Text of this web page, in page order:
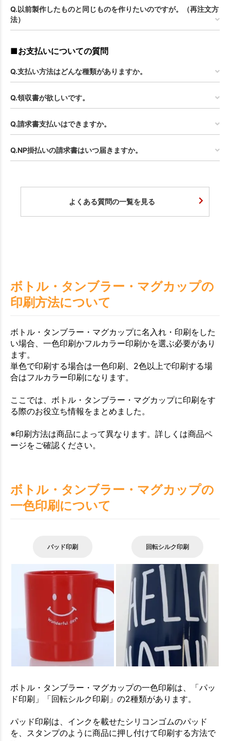
お買い物を続ける カートへ進む
Q.以前製作したものと同じものを作りたいのですが。（再注文方
法）
■お支払いについての質問
Q.支払い方法はどんな種類がありますか。
Q.領収書が欲しいです。
Q.請求書支払いはできますか。
Q.NP掛払いの請求書はいつ届きますか。
よくある質問の一覧を見る
ボトル・タンブラー・マグカップの
印刷方法について
ボトル・タンブラー・マグカップに名入れ・印刷をした
い場合、一色印刷かフルカラー印刷かを選ぶ必要があり
ます。
単色で印刷する場合は一色印刷、2色以上で印刷する場
合はフルカラー印刷になります。
ここでは、ボトル・タンブラー・マグカップに印刷をす
る際のお役立ち情報をまとめました。
※印刷方法は商品によって異なります。詳しくは商品ペ
ージをご確認ください。
ボトル・タンブラー・マグカップの
一色印刷について
パッド印刷 回転シルク印刷
ボトル・タンブラー・マグカップの一色印刷は、「パッ
ド印刷」「回転シルク印刷」の2種類があります。
パッド印刷は、インクを載せたシリコンゴムのパッド
を、スタンプのように商品に押し付けて印刷する方法で